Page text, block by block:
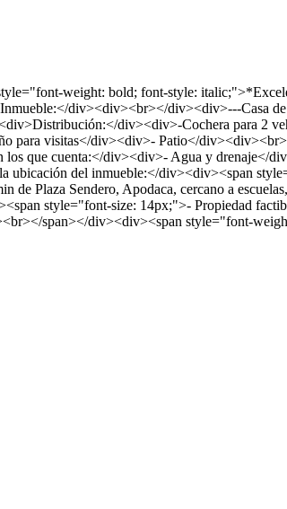
weight: bold; font-style:
div><div><br></div><div>---Casa
div><div>-Cochera para 2
para visitas</div><div>- Patio</
que cuenta:</div><div>- Agua y drenaje</
del inmueble:</div><div><span
Plaza Sendero, Apodaca, cercano a
style="font-size: 14px;">- Propiedad
span></div><div><span style="font-